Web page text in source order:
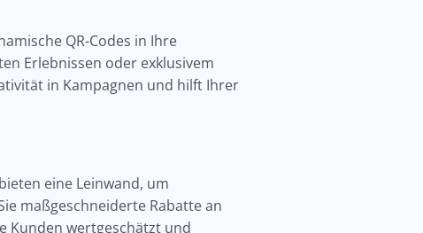
QR-Codes in Ihre
Erlebnissen oder exklusivem
in Kampagnen und hilft Ihrer
eine Leinwand, um
maßgeschneiderte Rabatte an
Kunden wertgeschätzt und